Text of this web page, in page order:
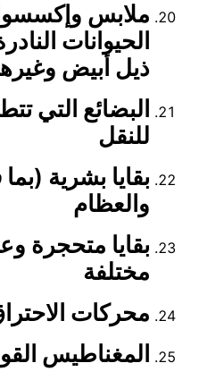
ملابس
الحيوانات
ذيل أبيض
البضائع التي
للنقل
بقايا بشرية
والعظام
بقايا متحجرة
مختلفة
محركات
المغناطيس